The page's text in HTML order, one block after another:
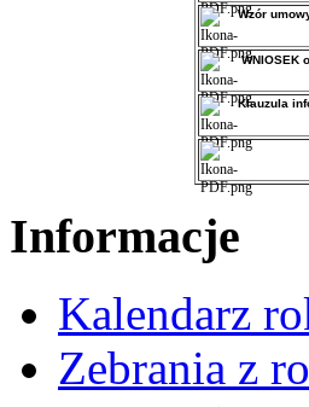
Wzór
WNIOSEK
Klauzula
Informacje
Kalendarz
Zebrania z